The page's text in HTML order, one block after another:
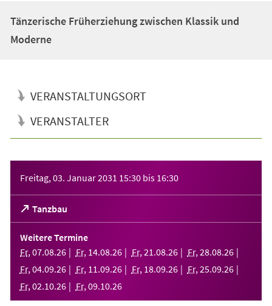
Tänzerische Früherziehung zwischen Klassik und
Moderne
VERANSTALTUNGSORT
VERANSTALTER
Freitag, 03. Januar 2031 15:30 bis 16:30
Tanzbau
(Öffnet
in
einem
neuen
Tab)
Weitere Termine
Fr, 07.08.26 Fr, 14.08.26 Fr, 21 .08.26 Fr, 28.08.26
Fr, 04.09.26 Fr, 11 .09.26 Fr, 18.09.26 Fr, 25.09.26
Fr, 02.10.26 Fr, 09.10.26